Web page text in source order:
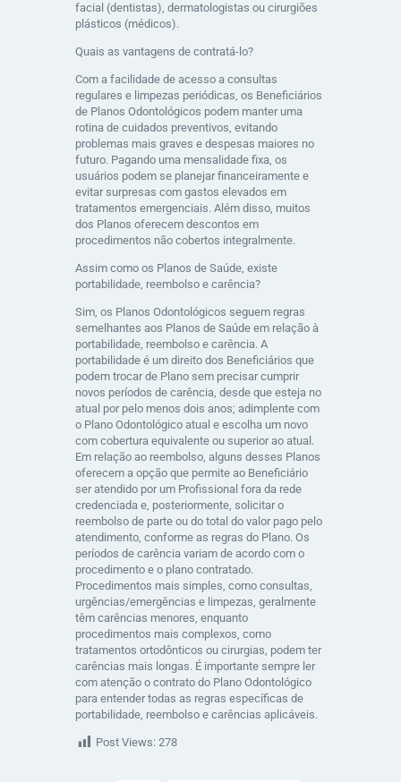
facial (dentistas), dermatologistas ou cirurgiões
plásticos (médicos).
Quais as vantagens de contratá-lo?
Com a facilidade de acesso a consultas
regulares e limpezas periódicas, os Beneficiários
de Planos Odontológicos podem manter uma
rotina de cuidados preventivos, evitando
problemas mais graves e despesas maiores no
futuro. Pagando uma mensalidade fixa, os
usuários podem se planejar financeiramente e
evitar surpresas com gastos elevados em
tratamentos emergenciais. Além disso, muitos
dos Planos oferecem descontos em
procedimentos não cobertos integralmente.
Assim como os Planos de Saúde, existe
portabilidade, reembolso e carência?
Sim, os Planos Odontológicos seguem regras
semelhantes aos Planos de Saúde em relação à
portabilidade, reembolso e carência. A
portabilidade é um direito dos Beneficiários que
podem trocar de Plano sem precisar cumprir
novos períodos de carência, desde que esteja no
atual por pelo menos dois anos; adimplente com
o Plano Odontológico atual e escolha um novo
com cobertura equivalente ou superior ao atual.
Em relação ao reembolso, alguns desses Planos
oferecem a opção que permite ao Beneficiário
ser atendido por um Profissional fora da rede
credenciada e, posteriormente, solicitar o
reembolso de parte ou do total do valor pago pelo
atendimento, conforme as regras do Plano. Os
períodos de carência variam de acordo com o
procedimento e o plano contratado.
Procedimentos mais simples, como consultas,
urgências/emergências e limpezas, geralmente
têm carências menores, enquanto
procedimentos mais complexos, como
tratamentos ortodônticos ou cirurgias, podem ter
carências mais longas. É importante sempre ler
com atenção o contrato do Plano Odontológico
para entender todas as regras específicas de
portabilidade, reembolso e carências aplicáveis.
Post Views: 278